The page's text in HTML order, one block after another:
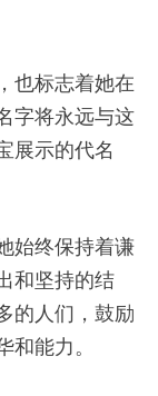
也标志着她在
字将永远与这
展示的代名
始终保持着谦
和坚持的结
的人们，鼓励
能力。